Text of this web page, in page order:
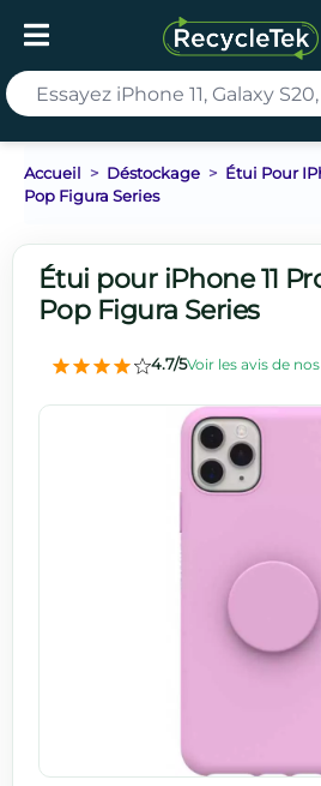
Accueil Déstockage
Étui Pour
Pop Figura Series
Étui pour iPhone 11
Pop Figura Series
4.7/5Voir les avis de